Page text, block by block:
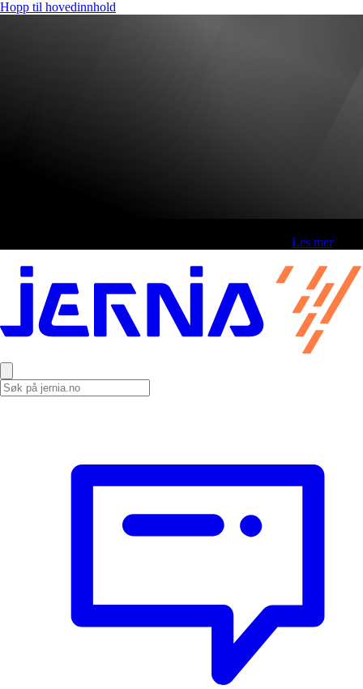
Hopp til hovedinnhold
Les mer